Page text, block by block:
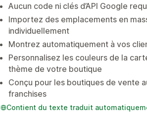
Aucun code ni clés d’API Google
Importez des emplacements en
individuellement
Montrez automatiquement à vos
Personnalisez les couleurs de la
thème de votre boutique
Conçu pour les boutiques de vente
franchises
Contient du texte traduit